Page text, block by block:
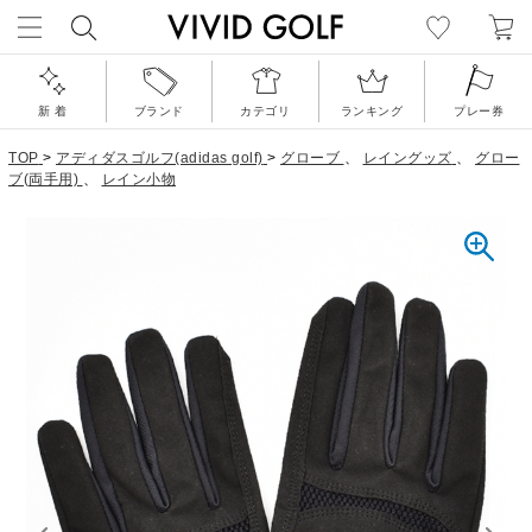
新 着 ブランド カテゴリ ランキング プレー券
TOP > アディダスゴルフ(adidas golf) > グローブ 、 レイングッズ 、 グロー
ブ(両手用) 、 レイン小物